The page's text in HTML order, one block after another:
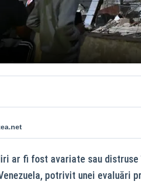
ar fi fost avariate sau
potrivit unei evaluări